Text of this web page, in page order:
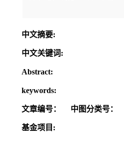
中文摘要:
中文关键词:
Abstract:
keywords:
文章编号： 中图分类号：
基金项目: